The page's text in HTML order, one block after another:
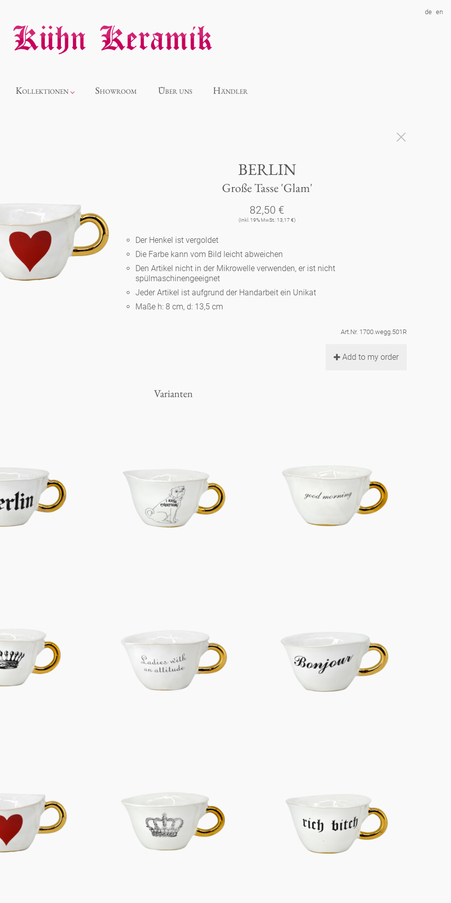
de en
Kollektionen
Souvenir
Berlin
Berliner Duft
Einzelstücke
Showroom Über uns Händler
BERLIN
Große Tasse 'Glam'
82,50 €
(Inkl. 19% MwSt.: 13,17 €)
Der Henkel ist vergoldet
Die Farbe kann vom Bild leicht abweichen
Den Artikel nicht in der Mikrowelle verwenden, er ist nicht
spülmaschinengeeignet
Jeder Artikel ist aufgrund der Handarbeit ein Unikat
Maße h: 8 cm, d: 13,5 cm
Art.Nr. 1700.wegg.501R
Add to my order
Varianten